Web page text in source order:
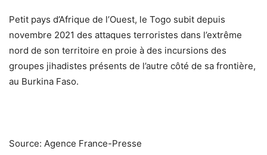
Petit pays d’Afrique de l’Ouest, le Togo subit depuis
novembre 2021 des attaques terroristes dans l’extrême
nord de son territoire en proie à des incursions des
groupes jihadistes présents de l’autre côté de sa frontière,
au Burkina Faso.
Source: Agence France-Presse